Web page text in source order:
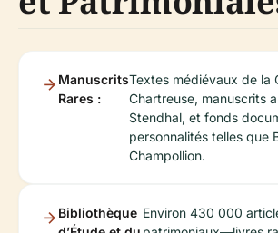
Manuscrits
Rares :
Textes médiévaux de la
Chartreuse, manuscrits
Stendhal, et fonds
personnalités telles que
Champollion.
Bibliothèque Environ 430 000